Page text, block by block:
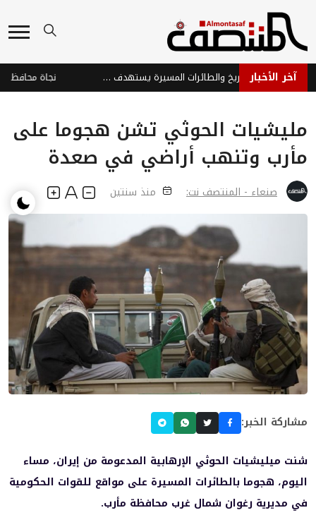
آخر الأخبار هجوم حوثي بالصواريخ والطائرات المسيرة يستهدف ميناء المخا والساحل الغربي
مليشيات الحوثي تشن هجوما على
مأرب وتنهب أراضي في صعدة
صنعاء - المنتصف نت: منذ سنتين
مشاركة الخبر:
شنت ميليشيات الحوثي الإرهابية المدعومة من إيران، مساء
اليوم، هجوما بالطائرات المسيرة على مواقع للقوات الحكومية
في مديرية رغوان شمال غرب محافظة مأرب.